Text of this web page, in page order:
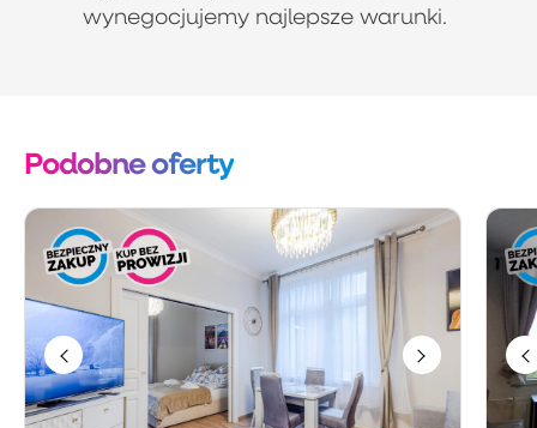
wynegocjujemy najlepsze warunki.
Podobne oferty